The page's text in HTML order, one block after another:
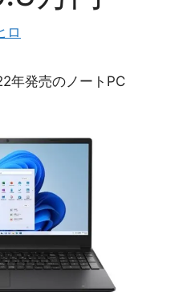
ロ
年発売のノートPC